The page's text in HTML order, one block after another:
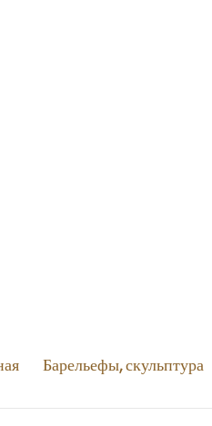
Барельефы, скульптура